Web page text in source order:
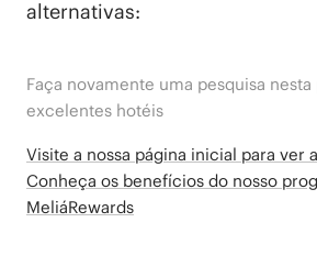
alternativas:
Faça novamente uma pesquisa
excelentes hotéis
Visite a nossa página inicial para ver
Conheça os benefícios do nosso
MeliáRewards